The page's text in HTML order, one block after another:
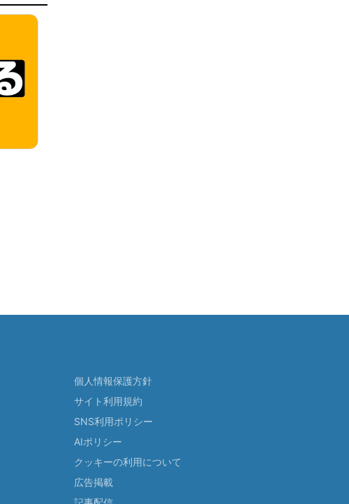
個人情報保護方針
サイト利用規約
SNS利用ポリシー
AIポリシー
クッキーの利用について
広告掲載